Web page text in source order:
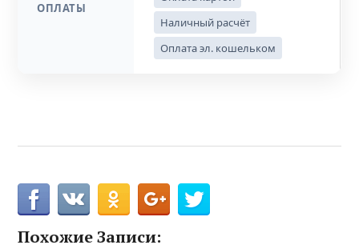
ОПЛАТЫ
Наличный расчёт
Оплата эл. кошельком
Похожие Записи: